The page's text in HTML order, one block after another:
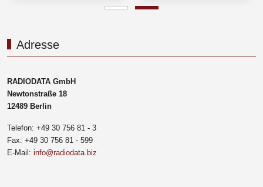
Adresse
RADIODATA GmbH
Newtonstraße 18
12489 Berlin
Telefon: +49 30 756 81 - 3
Fax: +49 30 756 81 - 599
E-Mail: info@radiodata.biz